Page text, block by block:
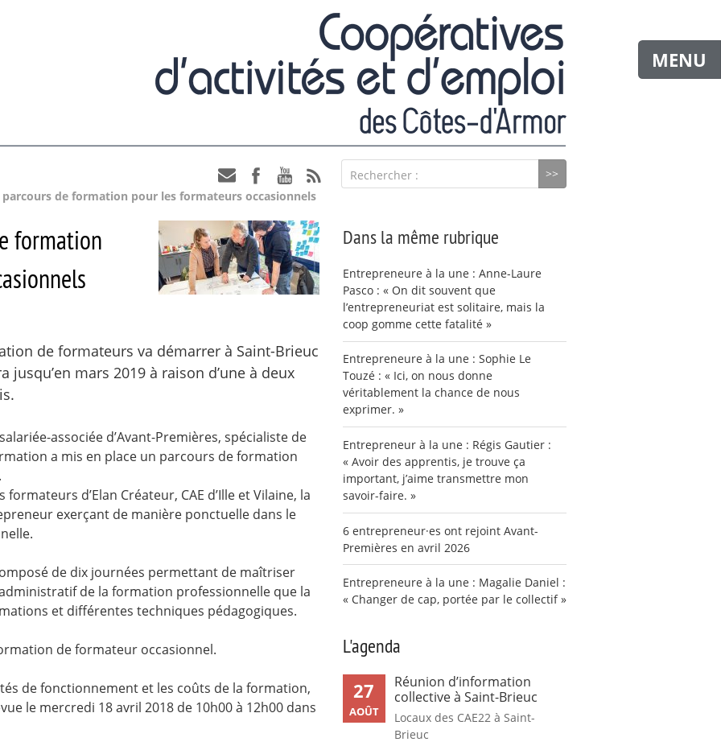
Rechercher :
MENU
de formation pour les formateurs occasionnels
formation
de formateurs va démarrer à Saint-Brieuc
jusqu’en mars 2019 à raison d’une à deux
associée d’Avant-Premières, spécialiste de
a mis en place un parcours de formation
d’Elan Créateur, CAE d’Ille et Vilaine, la
exerçant de manière ponctuelle dans le
de dix journées permettant de maîtriser
de la formation professionnelle que la
et différentes techniques pédagogiques.
de formateur occasionnel.
de fonctionnement et les coûts de la formation,
le mercredi 18 avril 2018 de 10h00 à 12h00 dans
Dans la même rubrique
Entrepreneure à la une : Anne-Laure
Pasco : « On dit souvent que
l’entrepreneuriat est solitaire, mais la
coop gomme cette fatalité »
Entrepreneure à la une : Sophie Le
Touzé : « Ici, on nous donne
véritablement la chance de nous
exprimer. »
Entrepreneur à la une : Régis Gautier :
« Avoir des apprentis, je trouve ça
important, j’aime transmettre mon
savoir-faire. »
6 entrepreneur·es ont rejoint Avant-
Premières en avril 2026
Entrepreneure à la une : Magalie Daniel :
« Changer de cap, portée par le collectif »
L'agenda
27
AOÛT
Réunion d’information
collective à Saint-Brieuc
Locaux des CAE22 à Saint-
Brieuc